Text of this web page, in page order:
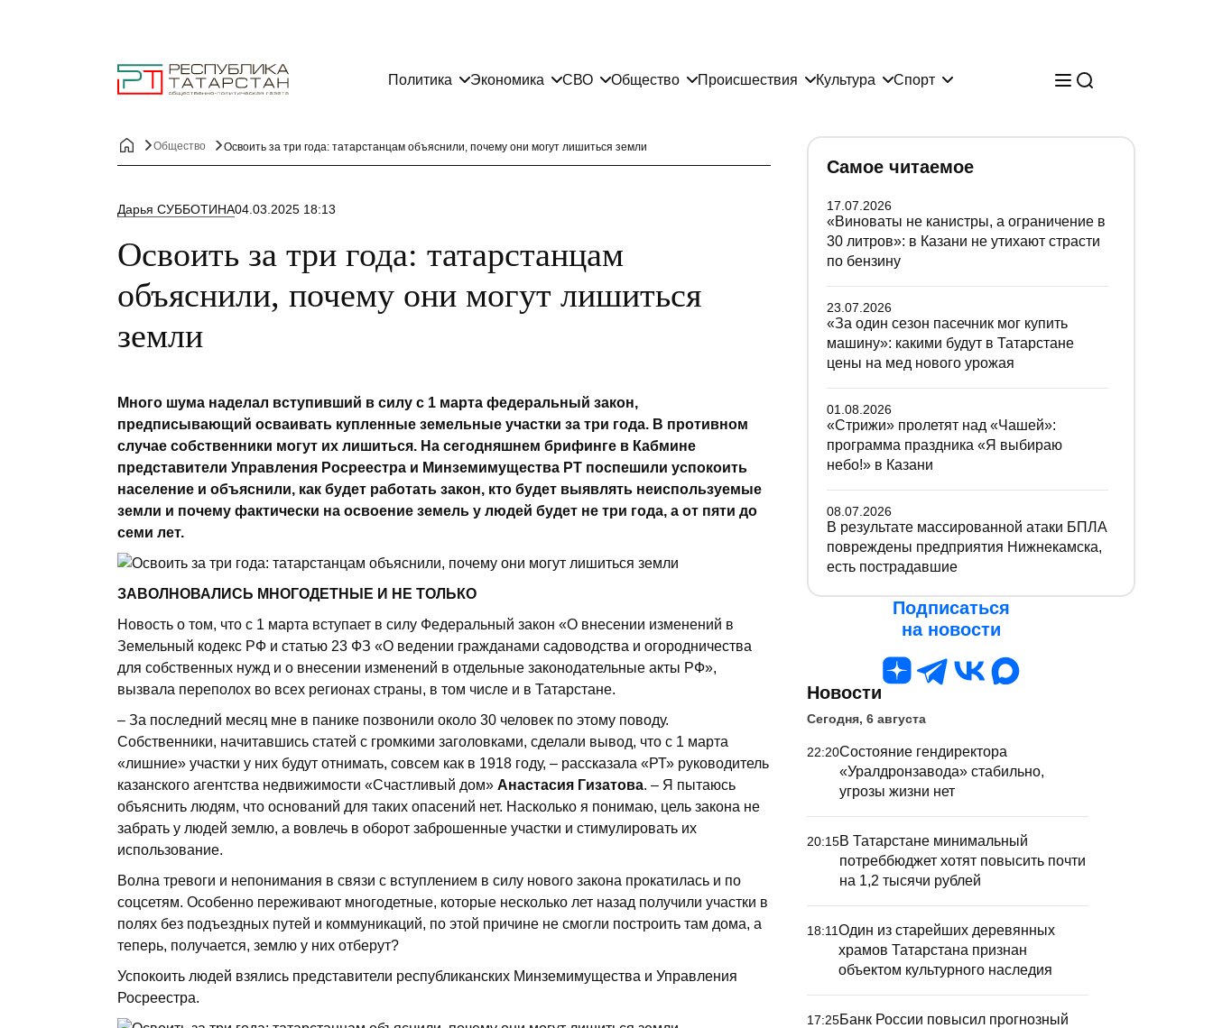
Политика Экономика СВО Общество Происшествия Культура Спорт
Общество Освоить за три года: татарстанцам объяснили, почему они могут лишиться земли
Дарья СУББОТИНА04.03.2025 18:13
Освоить за три года: татарстанцам
объяснили, почему они могут лишиться
земли
Много шума наделал вступивший в силу с 1 марта федеральный закон,
предписывающий осваивать купленные земельные участки за три года. В противном
случае собственники могут их лишиться. На сегодняшнем брифинге в Кабмине
представители Управления Росреестра и Минземимущества РТ поспешили успокоить
население и объяснили, как будет работать закон, кто будет выявлять неиспользуемые
земли и почему фактически на освоение земель у людей будет не три года, а от пяти до
семи лет.
ЗАВОЛНОВАЛИСЬ МНОГОДЕТНЫЕ И НЕ ТОЛЬКО
Новость о том, что с 1 марта вступает в силу Федеральный закон «О внесении изменений в
Земельный кодекс РФ и статью 23 ФЗ «О ведении гражданами садоводства и огородничества
для собственных нужд и о внесении изменений в отдельные законодательные акты РФ»,
вызвала переполох во всех регионах страны, в том числе и в Татарстане.
– За последний месяц мне в панике позвонили около 30 человек по этому поводу.
Собственники, начитавшись статей с громкими заголовками, сделали вывод, что с 1 марта
«лишние» участки у них будут отнимать, совсем как в 1918 году, – рассказала «РТ» руководитель
казанского агентства недвижимости «Счастливый дом» Анастасия Гизатова. – Я пытаюсь
объяснить людям, что оснований для таких опасений нет. Насколько я понимаю, цель закона не
забрать у людей землю, а вовлечь в оборот заброшенные участки и стимулировать их
использование.
Волна тревоги и непонимания в связи с вступлением в силу нового закона прокатилась и по
соцсетям. Особенно переживают многодетные, которые несколько лет назад получили участки в
полях без подъездных путей и коммуникаций, по этой причине не смогли построить там дома, а
теперь, получается, землю у них отберут?
Успокоить людей взялись представители республиканских Минземимущества и Управления
Росреестра.
Самое читаемое
17.07.2026
«Виноваты не канистры, а ограничение в
30 литров»: в Казани не утихают страсти
по бензину
23.07.2026
«За один сезон пасечник мог купить
машину»: какими будут в Татарстане
цены на мед нового урожая
01.08.2026
«Стрижи» пролетят над «Чашей»:
программа праздника «Я выбираю
небо!» в Казани
08.07.2026
В результате массированной атаки БПЛА
повреждены предприятия Нижнекамска,
есть пострадавшие
Подписаться
на новости
Новости
Сегодня, 6 августа
22:20Состояние гендиректора
«Уралдронзавода» стабильно,
угрозы жизни нет
20:15В Татарстане минимальный
потреббюджет хотят повысить почти
на 1,2 тысячи рублей
18:11Один из старейших деревянных
храмов Татарстана признан
объектом культурного наследия
17:25Банк России повысил прогнозный